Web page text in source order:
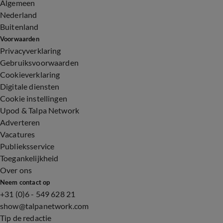
Algemeen
Nederland
Buitenland
Voorwaarden
Privacyverklaring
Gebruiksvoorwaarden
Cookieverklaring
Digitale diensten
Cookie instellingen
Upod & Talpa Network
Adverteren
Vacatures
Publieksservice
Toegankelijkheid
Over ons
Neem contact op
+31 (0)6 - 549 628 21
show@talpanetwork.com
Tip de redactie